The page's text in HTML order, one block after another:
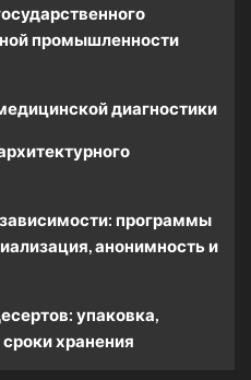
промышленности
диагностики
программы
анонимность и
упаковка,
хранения